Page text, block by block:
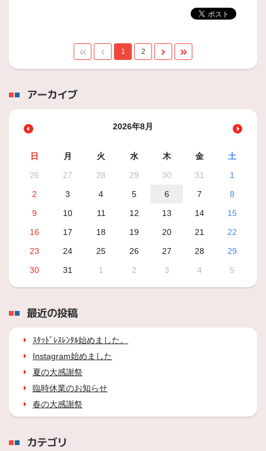
1 2
アーカイブ
2026年8月
日 月 火 水 木 金
土
26
27 28 29 30 31
1
2
3 4 5 6 7
8
9
10 11 12 13 14
15
16
17 18 19 20 21
22
23
24 25 26 27 28
29
30
31 1 2 3 4 5
最近の投稿
ｽﾀｯﾄﾞﾚｽﾚﾝﾀﾙ始めました。
Instagram始めました
夏の大感謝祭
臨時休業のお知らせ
春の大感謝祭
カテゴリ